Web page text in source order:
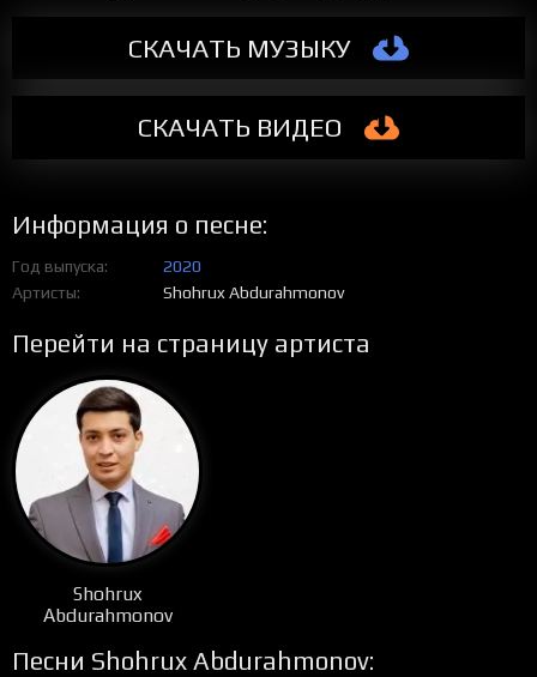
СКАЧАТЬ МУЗЫКУ
СКАЧАТЬ ВИДЕО
Информация о песне:
Год выпуска
2020
Артисты
Shohrux Abdurahmonov
Перейти на страницу артиста
Shohrux
Abdurahmonov
Песни Shohrux Abdurahmonov: